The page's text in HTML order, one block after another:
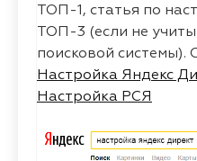
ТОП-1, статья по
ТОП-3 (если не
поисковой системы).
Настройка Яндекс
Настройка РСЯ